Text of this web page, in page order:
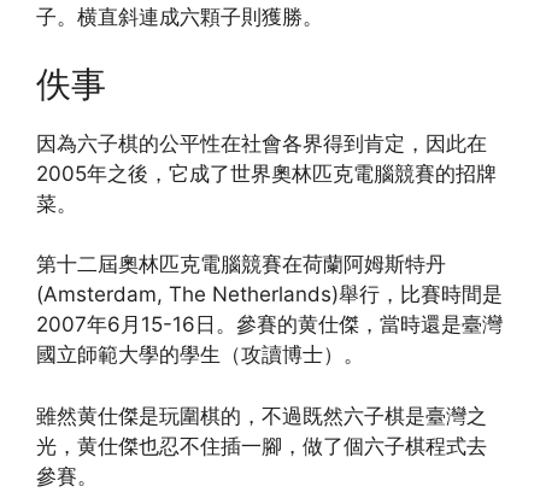
子。横直斜連成六顆子則獲勝。
佚事
因為六子棋的公平性在社會各界得到肯定，因此在
2005年之後，它成了世界奧林匹克電腦競賽的招牌
菜。
第十二屆奧林匹克電腦競賽在荷蘭阿姆斯特丹
(Amsterdam, The Netherlands)舉行，比賽時間是
2007年6月15-16日。參賽的黄仕傑，當時還是臺灣
國立師範大學的學生（攻讀博士）。
雖然黄仕傑是玩圍棋的，不過既然六子棋是臺灣之
光，黄仕傑也忍不住插一腳，做了個六子棋程式去
參賽。